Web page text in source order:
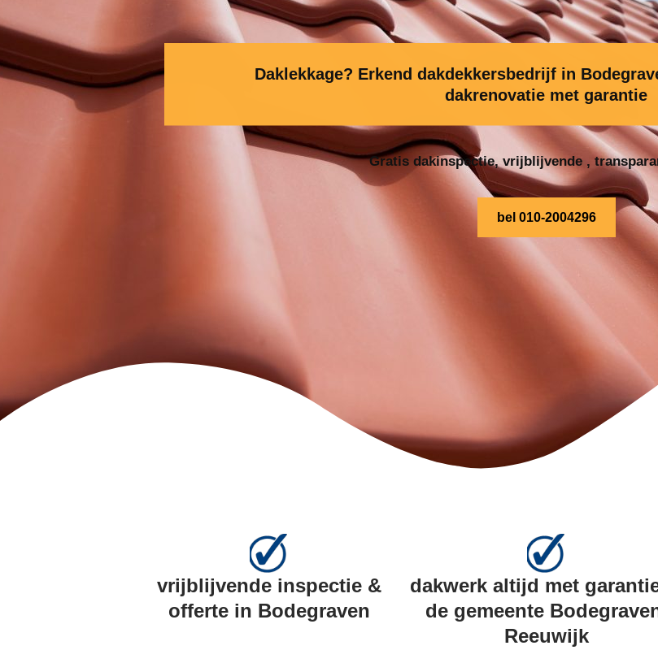
Daklekkage? Erkend dakdekkersbedrijf in
dakrenovatie met garantie
Gratis dakinspectie, vrijblijvende ,
bel 010-2004296
vrijblijvende inspectie &
offerte in Bodegraven
dakwerk altijd met
de gemeente
Reeuwijk